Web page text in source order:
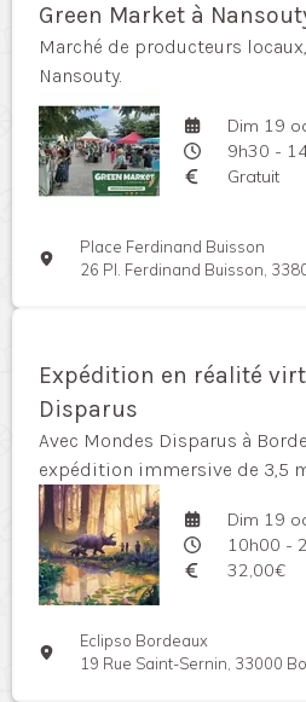
Green Market à
Marché de producteurs
Nansouty.
Dim 19
9h30 -
Gratuit
Place Ferdinand Buisson
26 Pl. Ferdinand Buisson,
Expédition en réalité
Disparus
Avec Mondes Disparus à
expédition immersive de 3,5
Dim 19
10h00 -
32,00€
Eclipso Bordeaux
19 Rue Saint-Sernin, 33000